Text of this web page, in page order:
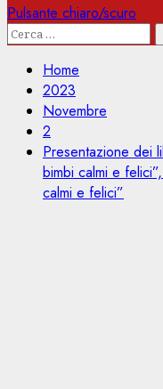
Pulsante chiaro/scuro
Ricerca
Home
2023
Novembre
2
Presentazione dei
bimbi calmi e
calmi e felici”